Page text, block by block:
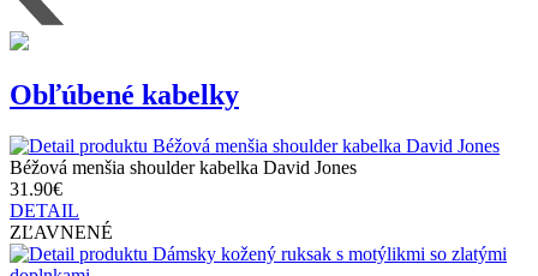
Obľúbené kabelky
Béžová menšia shoulder kabelka David Jones
31.90€
DETAIL
ZĽAVNENÉ